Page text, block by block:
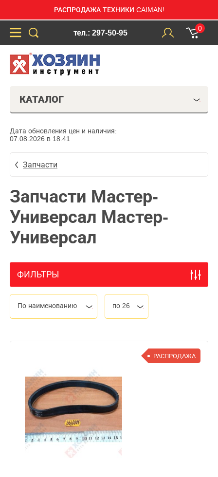
РАСПРОДАЖА ТЕХНИКИ CAIMAN!
тел.: 297-50-95
0
КАТАЛОГ
Дата обновления цен и наличия:
07.08.2026 в 18:41
Запчасти
Запчасти Мастер-
Универсал Мастер-
Универсал
ФИЛЬТРЫ
По наименованию по 26
РАСПРОДАЖА